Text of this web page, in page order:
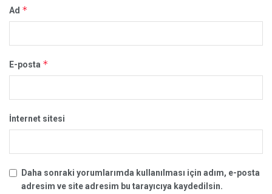
Ad *
E-posta *
İnternet sitesi
Daha sonraki yorumlarımda kullanılması için adım, e-posta
adresim ve site adresim bu tarayıcıya kaydedilsin.